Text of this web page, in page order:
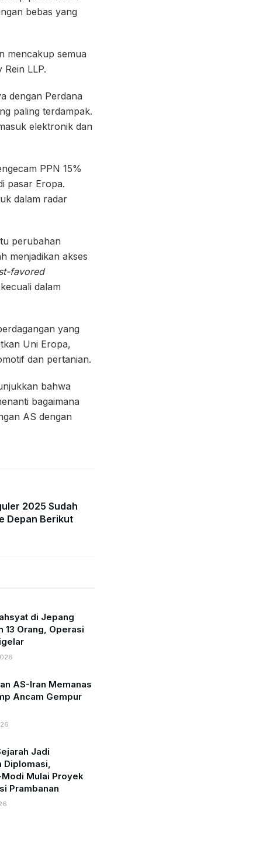
bebas yang
mencakup semua
LLP.
dengan Perdana
paling terdampak.
elektronik dan
PPN 15%
pasar Eropa.
dalam radar
perubahan
menjadikan akses
favored
dalam
yang
Uni Eropa,
dan pertanian.
bahwa
bagaimana
AS dengan
2025 Sudah
Depan Berikut
di Jepang
13 Orang, Operasi
AS-Iran Memanas
Ancam Gempur
Jadi
Diplomasi,
Mulai Proyek
Prambanan